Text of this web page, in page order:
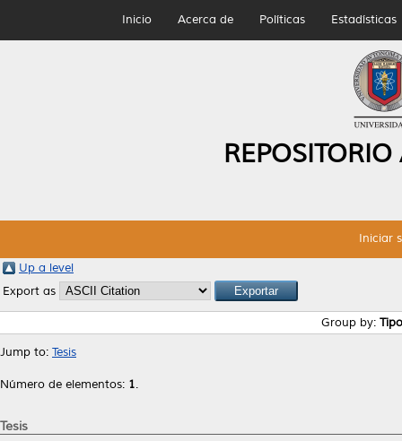
Inicio Acerca de Políticas Estadísticas
Iniciar
Up a level
Export as
Group by:
Jump to: Tesis
Número de elementos: 1.
Tesis